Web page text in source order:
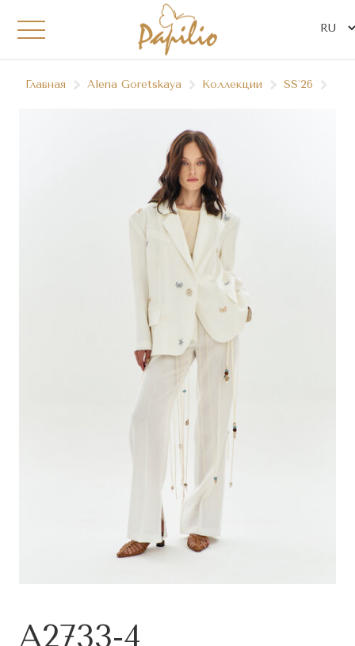
Главная Alena Goretskaya Коллекции SS`26
A2733-4